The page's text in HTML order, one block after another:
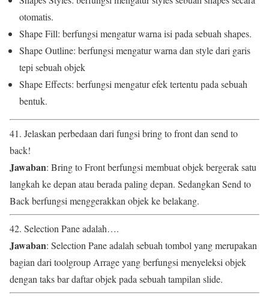
otomatis.
Shape Fill: berfungsi mengatur warna isi pada sebuah shapes.
Shape Outline: berfungsi mengatur warna dan style dari garis
tepi sebuah objek
Shape Effects: berfungsi mengatur efek tertentu pada sebuah
bentuk.
41. Jelaskan perbedaan dari fungsi bring to front dan send to
back!
Jawaban: Bring to Front berfungsi membuat objek bergerak satu
langkah ke depan atau berada paling depan. Sedangkan Send to
Back berfungsi menggerakkan objek ke belakang.
42. Selection Pane adalah….
Jawaban: Selection Pane adalah sebuah tombol yang merupakan
bagian dari toolgroup Arrage yang berfungsi menyeleksi objek
dengan taks bar daftar objek pada sebuah tampilan slide.